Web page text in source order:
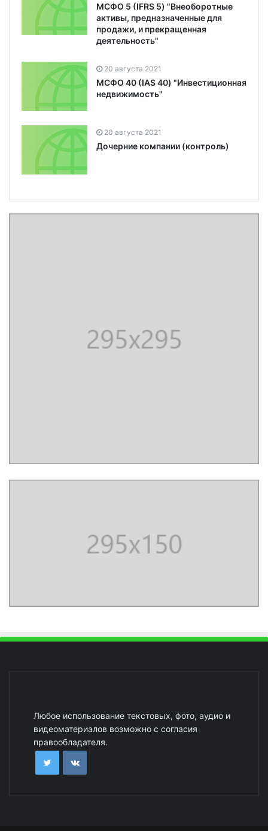
МСФО 5 (IFRS 5) "Внеоборотные
активы, предназначенные для
продажи, и прекращенная
деятельность"
20 августа 2021
МСФО 40 (IAS 40) "Инвестиционная
недвижимость"
20 августа 2021
Дочерние компании (контроль)
Любое использование текстовых, фото, аудио и
видеоматериалов возможно с согласия
правообладателя.